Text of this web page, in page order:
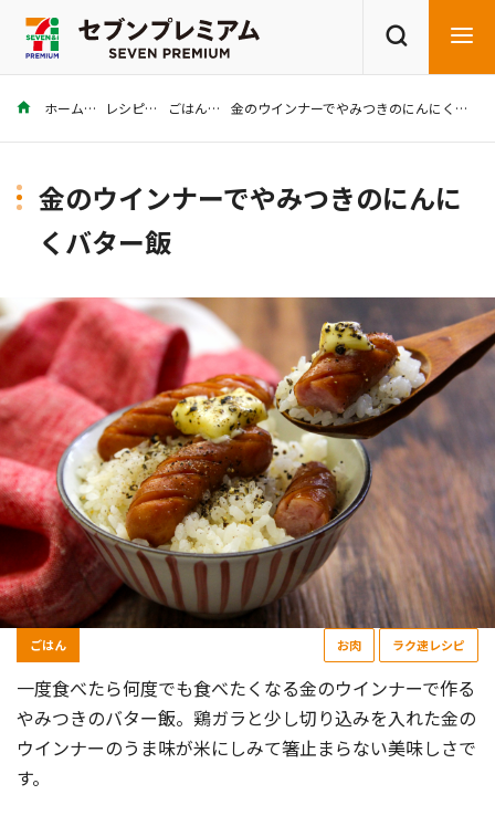
商品を探す レシピを探す
ホーム レシピ ごはん 金のウインナーでやみつきのにんにくバター飯
金のウインナーでやみつきのにんに
くバター飯
ごはん お肉 ラク速レシピ
一度食べたら何度でも食べたくなる金のウインナーで作る
やみつきのバター飯。鶏ガラと少し切り込みを入れた金の
ウインナーのうま味が米にしみて箸止まらない美味しさで
す。